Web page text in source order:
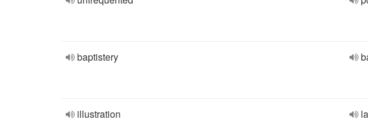
baptistery
illustration